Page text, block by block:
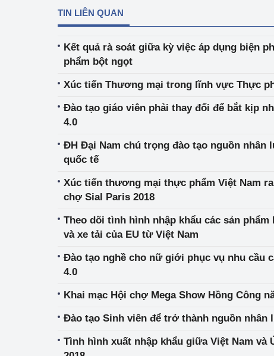
TIN LIÊN QUAN
Kết quả rà soát giữa kỳ việc áp dụng biện
phẩm bột ngọt
Xúc tiến Thương mại trong lĩnh vực Thực
Đào tạo giáo viên phải thay đổi để bắt kịp
4.0
ĐH Đại Nam chú trọng đào tạo nguồn nhân
quốc tế
Xúc tiến thương mại thực phẩm Việt Nam
chợ Sial Paris 2018
Theo dõi tình hình nhập khẩu các sản phẩm
và xe tải của EU từ Việt Nam
Đào tạo nghề cho nữ giới phục vụ nhu cầu
4.0
Khai mạc Hội chợ Mega Show Hồng Công
Đào tạo Sinh viên để trở thành nguồn nhân
Tình hình xuất nhập khẩu giữa Việt Nam và